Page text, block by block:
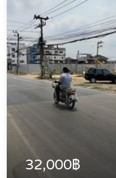
32,000฿